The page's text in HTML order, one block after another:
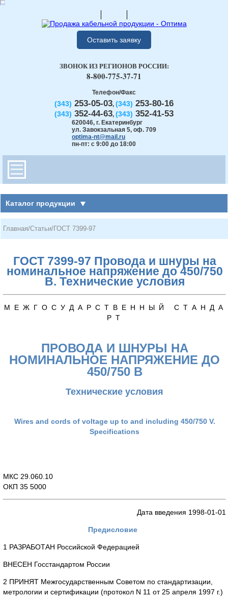
Оставить заявку
Телефон/Факс
(343) 253-05-03, (343) 253-80-16
(343) 352-44-63, (343) 352-41-53
620046, г. Екатеринбург
ул. Завокзальная 5, оф. 709
optima-nt@mail.ru
пн-пт: с 9:00 до 18:00
ЗВОНОК ИЗ РЕГИОНОВ РОССИИ:
8-800-775-37-71
Каталог продукции
Главная/Статьи/ГОСТ 7399-97
ГОСТ 7399-97 Провода и шнуры на
номинальное напряжение до 450/750
В. Технические условия
М Е Ж Г О С У Д А Р С Т В Е Н Н Ы Й С Т А Н Д А
Р Т
ПРОВОДА И ШНУРЫ НА
НОМИНАЛЬНОЕ НАПРЯЖЕНИЕ ДО
450/750 В
Технические условия
Wires and cords of voltage up to and including 450/750 V.
Specifications
МКС 29.060.10
ОКП 35 5000
Дата введения 1998-01-01
Предисловие
1 РАЗРАБОТАН Российской Федерацией
ВНЕСЕН Госстандартом России
2 ПРИНЯТ Межгосударственным Советом по стандартизации,
метрологии и сертификации (протокол N 11 от 25 апреля 1997 г.)